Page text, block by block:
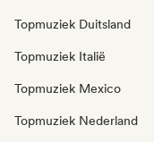
Topmuziek Duitsland
Topmuziek Italië
Topmuziek Mexico
Topmuziek Nederland